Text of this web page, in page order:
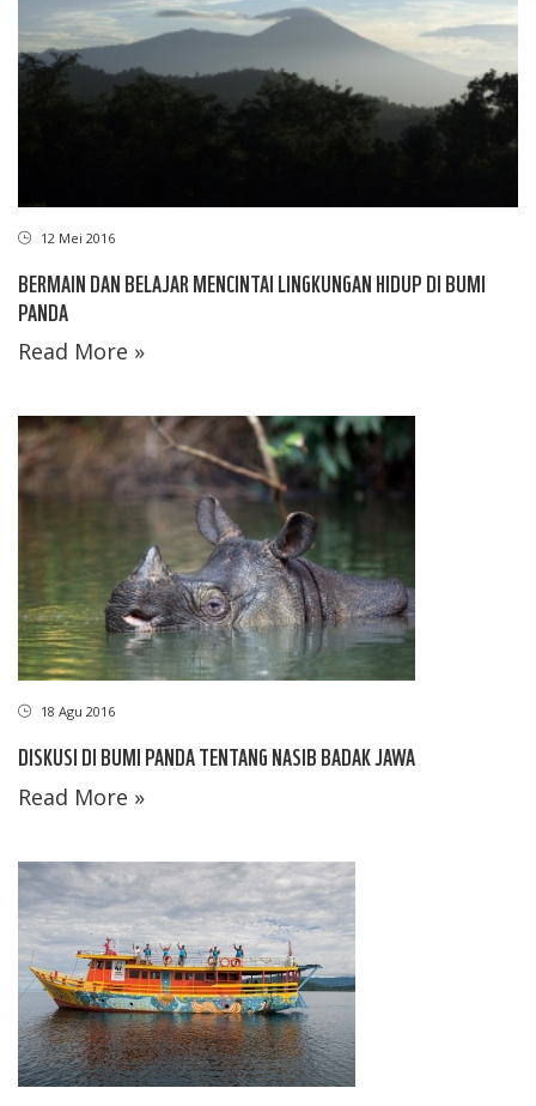
12 Mei 2016
BERMAIN DAN BELAJAR MENCINTAI LINGKUNGAN HIDUP DI BUMI
PANDA
Read More »
18 Agu 2016
DISKUSI DI BUMI PANDA TENTANG NASIB BADAK JAWA
Read More »